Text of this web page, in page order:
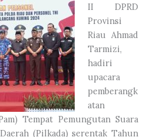
II DPRD
Provinsi
Riau Ahmad
Tarmizi,
hadiri
upacara
pemberangk
atan
Tempat Pemungutan Suara
(Pilkada) serentak Tahun